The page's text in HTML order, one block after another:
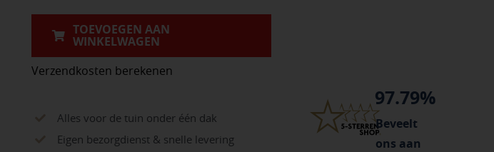
TOEVOEGEN AAN
WINKELWAGEN
Verzendkosten berekenen
Alles voor de tuin onder één dak
Eigen bezorgdienst & snelle levering
97.79%
Beveelt
ons aan